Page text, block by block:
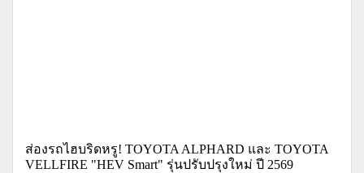
ส่องรถไฮบริดหรู! TOYOTA ALPHARD และ TOYOTA
VELLFIRE "HEV Smart" รุ่นปรับปรุงใหม่ ปี 2569